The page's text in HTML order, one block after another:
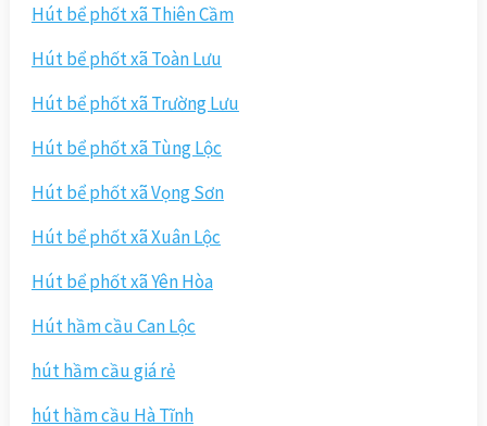
Hút bể phốt xã Thiên Cầm
Hút bể phốt xã Toàn Lưu
Hút bể phốt xã Trường Lưu
Hút bể phốt xã Tùng Lộc
Hút bể phốt xã Vọng Sơn
Hút bể phốt xã Xuân Lộc
Hút bể phốt xã Yên Hòa
Hút hầm cầu Can Lộc
hút hầm cầu giá rẻ
hút hầm cầu Hà Tĩnh